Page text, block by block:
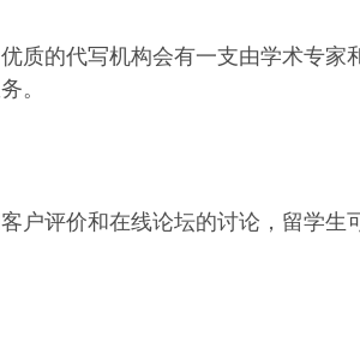
质的代写机构会有一支由学术专家
。
户评价和在线论坛的讨论，留学生